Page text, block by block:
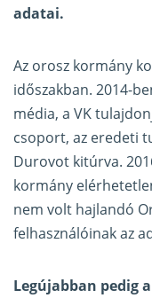
adatai.
Az orosz kormány
időszakban. 2014-
média, a VK
csoport, az eredeti
Durovot kitúrva.
kormány
nem volt hajlandó
felhasználóinak az
Legújabban pedig